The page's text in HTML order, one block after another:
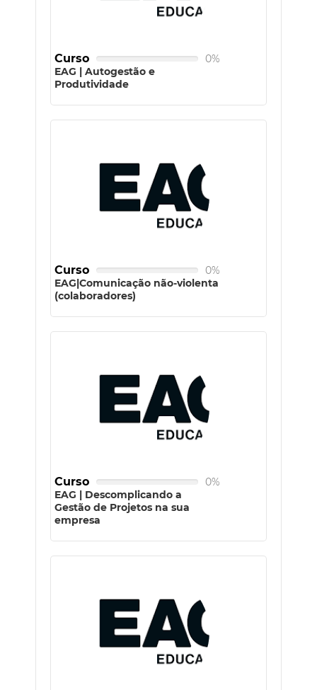
Curso
0%
EAG | Autogestão e
Produtividade
Curso
0%
EAG|Comunicação não-violenta
(colaboradores)
Curso
0%
EAG | Descomplicando a
Gestão de Projetos na sua
empresa